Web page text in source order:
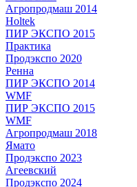
Агропродмаш 2014
Holtek
ПИР ЭКСПО 2015
Практика
Продэкспо 2020
Ренна
ПИР ЭКСПО 2014
WMF
ПИР ЭКСПО 2015
WMF
Агропродмаш 2018
Ямато
Продэкспо 2023
Агеевский
Продэкспо 2024